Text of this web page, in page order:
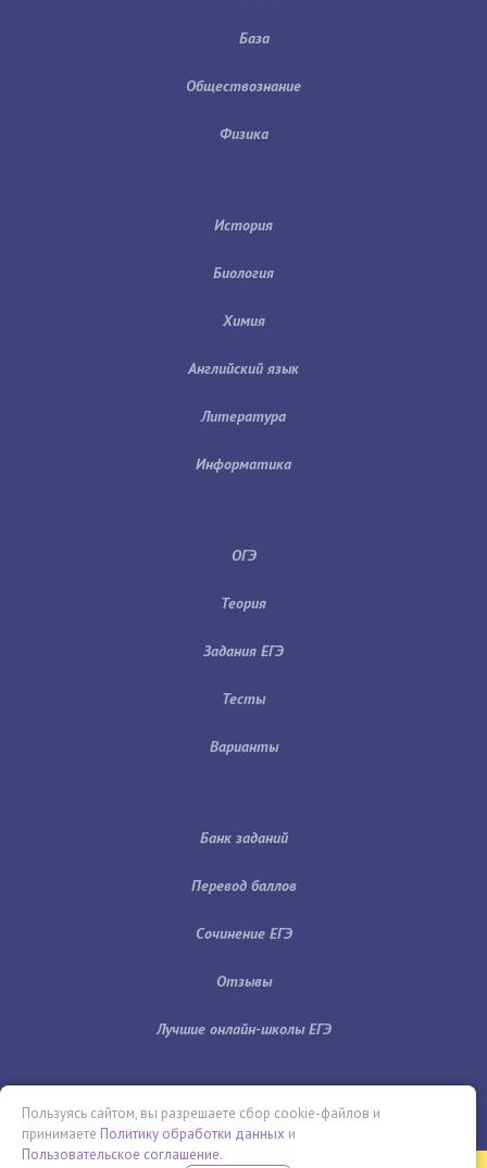
База
Обществознание
Физика
История
Биология
Химия
Английский язык
Литература
Информатика
ОГЭ
Теория
Задания ЕГЭ
Тесты
Варианты
Банк заданий
Перевод баллов
Сочинение ЕГЭ
Отзывы
Лучшие онлайн-школы ЕГЭ
Пользуясь сайтом, вы разрешаете сбор cookie-файлов и
принимаете Политику обработки данных и
Пользовательское соглашение.